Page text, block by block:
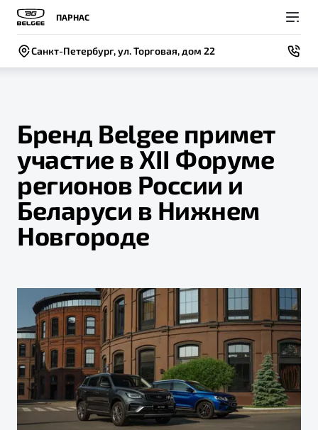
ПАРНАС
Санкт-Петербург, ул. Торговая, дом 22
Модели
Новый
X50+
Яркий кроссовер
от 2 219 990 ₽*
Покупателям
ВЫБОР И ПОКУПКА
Автомобили в наличии
Спецпредложения и Акции
ФИНАНСЫ И УСЛУГИ
Автокредит
Трейд-ин
Страхование
Расчет КАСКО
Владельцам
СЕРВИС
Записаться на сервис
Руководство по эксплуатации
Калькулятор ТО
Ремонт электрооборудования
Диагностика автомобилей
Ремонт двигателя
Кузовной ремонт
Полная диагностика
О компании
СОБЫТИЯ
Новости
Контакты
О бренде
О дилерском центре
Правовая информация
Бренд Belgee примет
участие в XII Форуме
регионов России и
Беларуси в Нижнем
Новгороде